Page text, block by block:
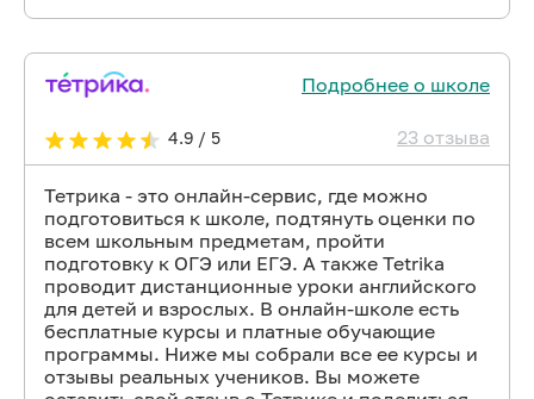
Подробнее о школе
4.9 / 5 23 отзыва
Тетрика - это онлайн-сервис, где можно
подготовиться к школе, подтянуть оценки по
всем школьным предметам, пройти
подготовку к ОГЭ или ЕГЭ. А также Tetrika
проводит дистанционные уроки английского
для детей и взрослых. В онлайн-школе есть
бесплатные курсы и платные обучающие
программы. Ниже мы собрали все ее курсы и
отзывы реальных учеников. Вы можете